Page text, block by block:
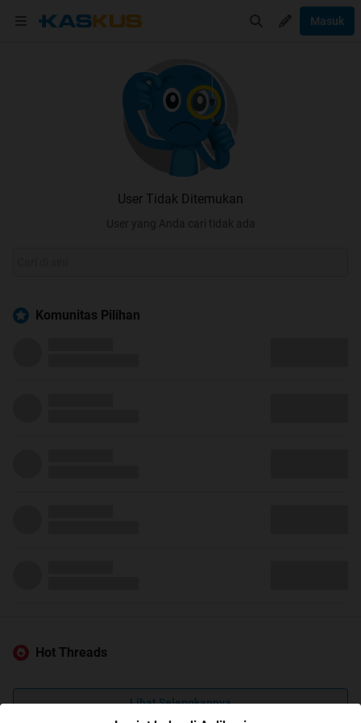
Masuk
User Tidak Ditemukan
User yang Anda cari tidak ada
Komunitas Pilihan
Hot Threads
Lihat Selengkapnya